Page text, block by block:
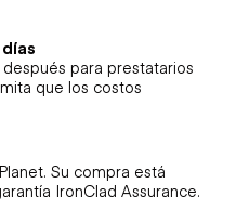
para prestatarios
que los costos
Su compra está
IronClad Assurance.